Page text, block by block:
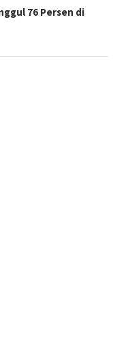
76 Persen di